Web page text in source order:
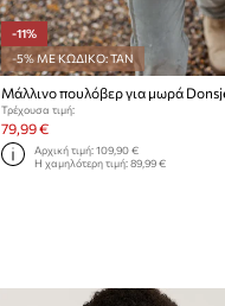
-11%
-5% ΜΕ ΚΩΔΙΚΟ: TAN
Τρέχουσα τιμή:
79,99 €
Αρχική τιμή: 109,90 €
Η χαμηλότερη τιμή: 89,99 €